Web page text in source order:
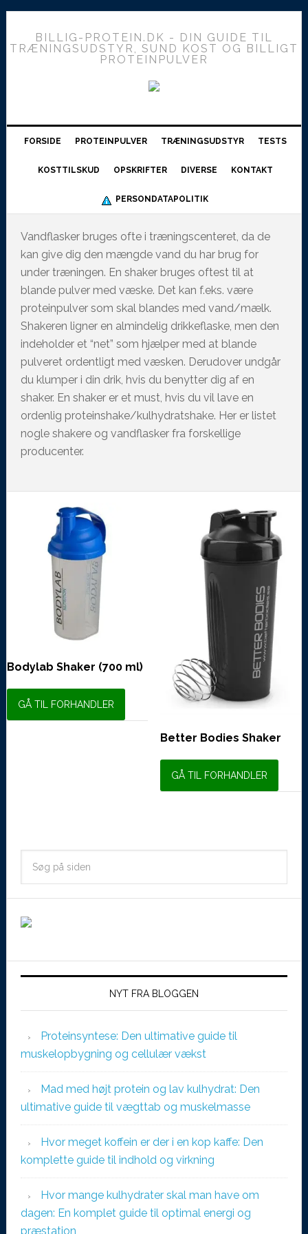
BILLIG-PROTEIN.DK - DIN GUIDE TIL
TRÆNINGSUDSTYR, SUND KOST OG BILLIGT
PROTEINPULVER
FORSIDE PROTEINPULVER TRÆNINGSUDSTYR TESTS
KOSTTILSKUD OPSKRIFTER DIVERSE KONTAKT
PERSONDATAPOLITIK
Vandflasker bruges ofte i træningscenteret, da de
kan give dig den mængde vand du har brug for
under træningen. En shaker bruges oftest til at
blande pulver med væske. Det kan f.eks. være
proteinpulver som skal blandes med vand/mælk.
Shakeren ligner en almindelig drikkeflaske, men den
indeholder et “net” som hjælper med at blande
pulveret ordentligt med væsken. Derudover undgår
du klumper i din drik, hvis du benytter dig af en
shaker. En shaker er et must, hvis du vil lave en
ordenlig proteinshake/kulhydratshake. Her er listet
nogle shakere og vandflasker fra forskellige
producenter.
Bodylab Shaker (700 ml)
GÅ TIL FORHANDLER
Better Bodies Shaker
GÅ TIL FORHANDLER
NYT FRA BLOGGEN
Proteinsyntese: Den ultimative guide til
muskelopbygning og cellulær vækst
Mad med højt protein og lav kulhydrat: Den
ultimative guide til vægttab og muskelmasse
Hvor meget koffein er der i en kop kaffe: Den
komplette guide til indhold og virkning
Hvor mange kulhydrater skal man have om
dagen: En komplet guide til optimal energi og
præstation